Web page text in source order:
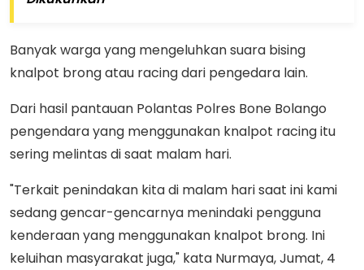
Banyak warga yang mengeluhkan suara bising
knalpot brong atau racing dari pengedara lain.
Dari hasil pantauan Polantas Polres Bone Bolango
pengendara yang menggunakan knalpot racing itu
sering melintas di saat malam hari.
"Terkait penindakan kita di malam hari saat ini kami
sedang gencar-gencarnya menindaki pengguna
kenderaan yang menggunakan knalpot brong. Ini
keluihan masyarakat juga," kata Nurmaya, Jumat, 4